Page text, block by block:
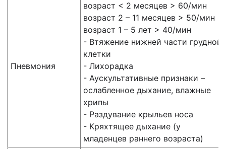
Пневмония
возраст < 2 месяцев > 60/мин
возраст 2 – 11 месяцев > 50/мин
возраст 1 – 5 лет > 40/мин
- Втяжение нижней части грудной
клетки
- Лихорадка
- Аускультативные признаки –
ослабленное дыхание, влажные
хрипы
- Раздувание крыльев носа
- Кряхтящее дыхание (у
младенцев раннего возраста)